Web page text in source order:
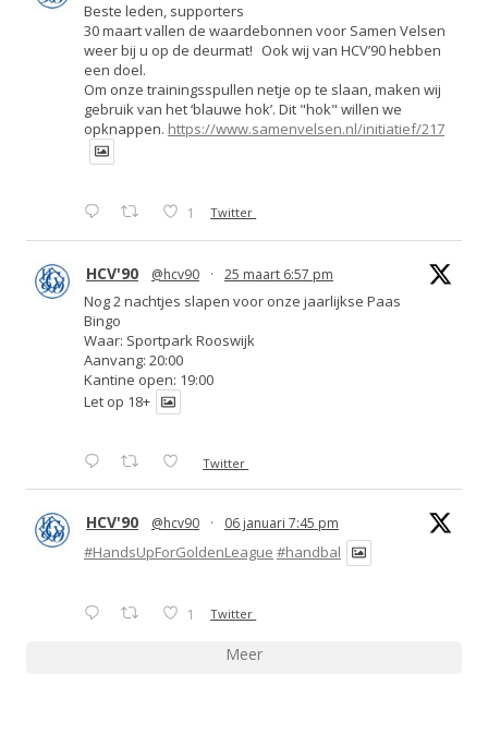
Beste leden, supporters
30 maart vallen de waardebonnen voor Samen Velsen
weer bij u op de deurmat! Ook wij van HCV’90 hebben
een doel.
Om onze trainingsspullen netje op te slaan, maken wij
gebruik van het ‘blauwe hok’. Dit "hok" willen we
opknappen. https://www.samenvelsen.nl/initiatief/217
1 Twitter
HCV'90 @hcv90 · 25 maart 6:57 pm
Nog 2 nachtjes slapen voor onze jaarlijkse Paas
Bingo
Waar: Sportpark Rooswijk
Aanvang: 20:00
Kantine open: 19:00
Let op 18+
Twitter
HCV'90 @hcv90 · 06 januari 7:45 pm
#HandsUpForGoldenLeague #handbal
1 Twitter
Meer